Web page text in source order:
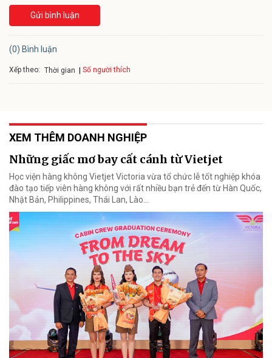
Gửi bình luận
(0) Bình luận
Xếp theo: Thời gian Số người thích
XEM THÊM DOANH NGHIỆP
Những giấc mơ bay cất cánh từ Vietjet
Học viện hàng không Vietjet Victoria vừa tổ chức lễ tốt nghiệp khóa
đào tạo tiếp viên hàng không với rất nhiều bạn trẻ đến từ Hàn Quốc,
Nhật Bản, Philippines, Thái Lan, Lào…